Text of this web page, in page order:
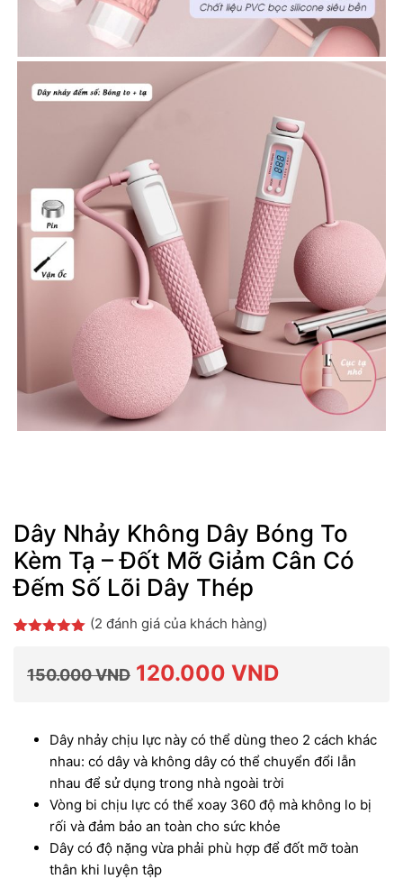
Dây Nhảy Không Dây Bóng To
Kèm Tạ – Đốt Mỡ Giảm Cân Có
Đếm Số Lõi Dây Thép
đánh giá
(2 đánh giá của khách hàng)
150.000VND Giá
là:
150.000 VND.
120.000 VNDGiá
tại
là:
Dây nhảy chịu lực này có thể dùng theo 2 cách khác
nhau: có dây và không dây có thể chuyển đổi lẫn
nhau để sử dụng trong nhà ngoài trời
Vòng bi chịu lực có thể xoay 360 độ mà không lo bị
rối và đảm bảo an toàn cho sức khỏe
Dây có độ nặng vừa phải phù hợp để đốt mỡ toàn
thân khi luyện tập